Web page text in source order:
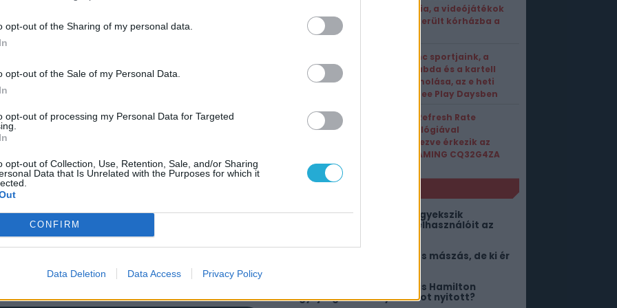
opt-out of the Sharing of my personal data.
opt-out of the Sale of my Personal Data.
opt-out of processing my Personal Data for Targeted
opt-out of Collection, Use, Retention, Sale, and/or Sharing
Data that Is Unrelated with the Purposes for which it
CONFIRM
Data Deletion Data Access Privacy Policy
egyértelműen cáfolja a napokban hallot
a kérdést is, amit mi is feltettünk: vajon
t a kibontakozástól? A jelenlegi generációra
a fejlesztők mostantól a PS5, az Xbox Series
lehetőségekre összpontosíthatnak, nem
kompromisszumot kötni. Hogy ez a
hoz majd, azt természetesen csak ősszel
miatt kell majd izgulnunk.
tragédia, a videójátékok
miatt került kórházba a
Kedvenc sportjaink, a
kosárlabda és a kartell
felszámolása, az e heti
Xbox Free Play Daysben
Triple Refresh Rate
technológiával
felvértezve érkezik az
AOC GAMING CQ32G4ZA
Korlátlan ChatGPT-vel igyekszik
lekenyerezni ingyenes felhasználóit az
Jön az utolsó nagy közös mászás, de ki ér
És az megvan, hogy Lewis Hamilton
gyűjtögetős kártya boltot nyitott?